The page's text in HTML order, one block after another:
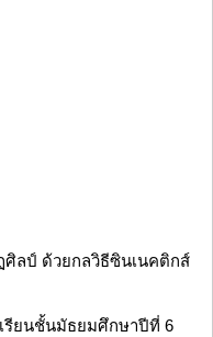
ลป์ ด้วยกลวิธีซินเนคติกส์
รียนชั้นมัธยมศึกษาปีที่ 6